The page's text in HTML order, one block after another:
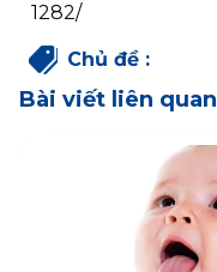
1282/
Chủ đề :
Bài viết liên quan